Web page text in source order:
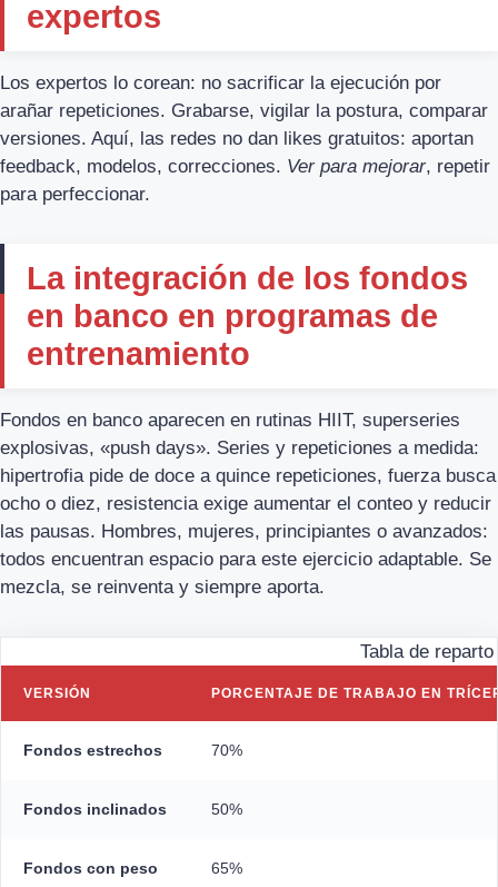
expertos
Los expertos lo corean: no sacrificar la ejecución por
arañar repeticiones. Grabarse, vigilar la postura, comparar
versiones. Aquí, las redes no dan likes gratuitos: aportan
feedback, modelos, correcciones. Ver para mejorar, repetir
para perfeccionar.
La integración de los fondos
en banco en programas de
entrenamiento
Fondos en banco aparecen en rutinas HIIT, superseries
explosivas, «push days». Series y repeticiones a medida:
hipertrofia pide de doce a quince repeticiones, fuerza busca
ocho o diez, resistencia exige aumentar el conteo y reducir
las pausas. Hombres, mujeres, principiantes o avanzados:
todos encuentran espacio para este ejercicio adaptable. Se
mezcla, se reinventa y siempre aporta.
Tabla de
VERSIÓN PORCENTAJE DE TRABAJO EN
Fondos estrechos 70%
Fondos inclinados 50%
Fondos con peso 65%